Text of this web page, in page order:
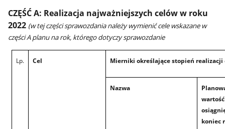
CZĘŚĆ A: Realizacja najważniejszych celów w roku
2022 (w tej części sprawozdania należy wymienić cele wskazane w
części A planu na rok, którego dotyczy sprawozdanie
Lp. Cel Mierniki określające stopień realizacji
Nazwa
koniec